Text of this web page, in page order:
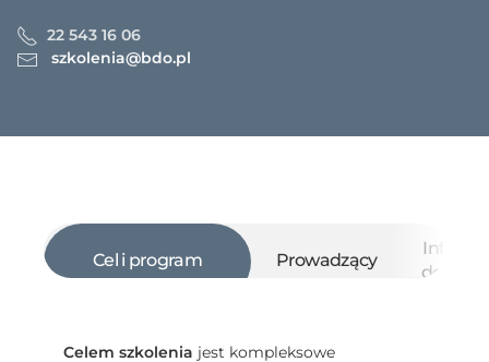
22 543 16 06
szkolenia@bdo.pl
Cel i program Prowadzący
Celem szkolenia jest kompleksowe